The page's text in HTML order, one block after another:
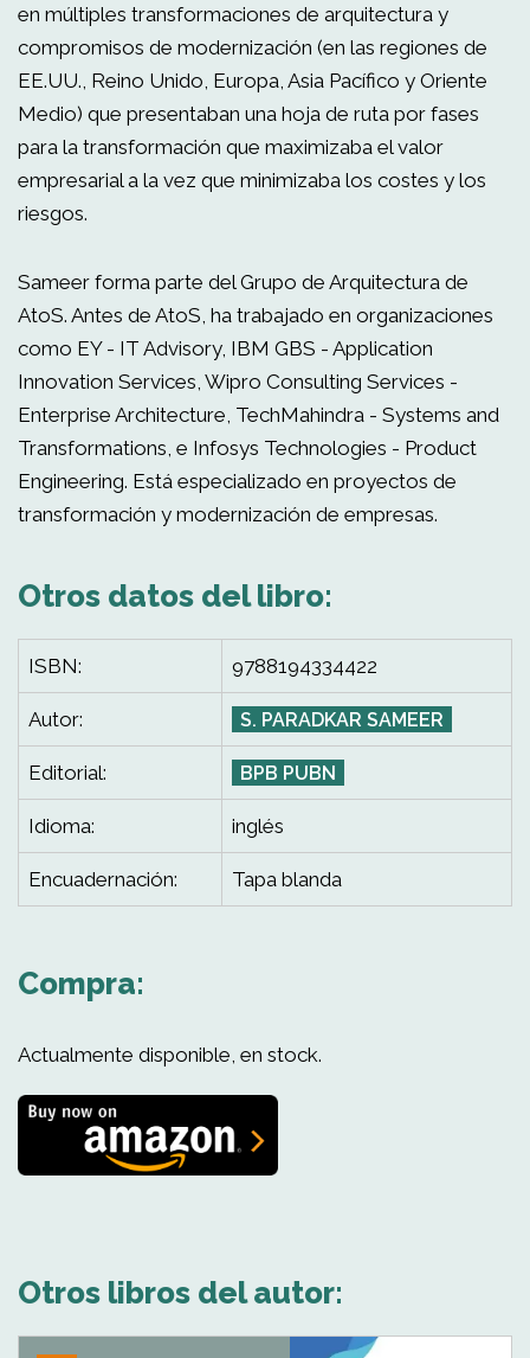
en múltiples transformaciones de arquitectura y
compromisos de modernización (en las regiones de
EE.UU., Reino Unido, Europa, Asia Pacífico y Oriente
Medio) que presentaban una hoja de ruta por fases
para la transformación que maximizaba el valor
empresarial a la vez que minimizaba los costes y los
riesgos.
Sameer forma parte del Grupo de Arquitectura de
AtoS. Antes de AtoS, ha trabajado en organizaciones
como EY - IT Advisory, IBM GBS - Application
Innovation Services, Wipro Consulting Services -
Enterprise Architecture, TechMahindra - Systems and
Transformations, e Infosys Technologies - Product
Engineering. Está especializado en proyectos de
transformación y modernización de empresas.
Otros datos del libro:
ISBN: 9788194334422
Autor: S. PARADKAR SAMEER
Editorial: BPB PUBN
Idioma: inglés
Encuadernación: Tapa blanda
Compra:
Actualmente disponible, en stock.
Otros libros del autor: